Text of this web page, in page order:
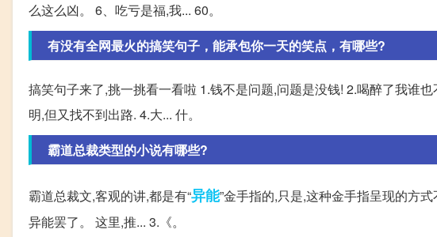
么这么凶。 6、吃亏是福,我... 60。
有没有全网最火的搞笑句子，能承包你一天的笑点，有哪些?
搞笑句子来了,挑一挑看一看啦 1.钱不是问题,问题是没钱! 2.喝醉了我谁
明,但又找不到出路. 4.大... 什。
霸道总裁类型的小说有哪些?
霸道总裁文,客观的讲,都是有“异能”金手指的,只是,这种金手指呈现的方
异能罢了。 这里,推... 3.《。